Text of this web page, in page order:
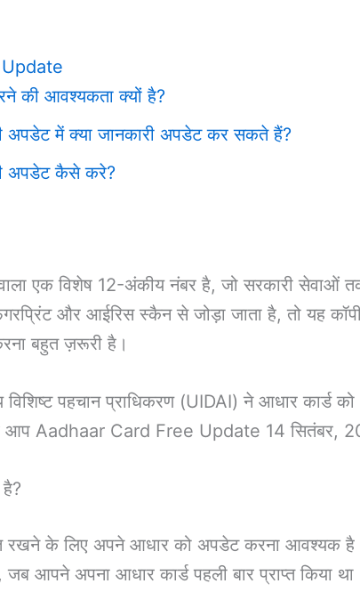
की आवश्यकता क्यों है?
अपडेट में क्या जानकारी अपडेट कर सकते हैं?
अपडेट कैसे करे?
वाला एक विशेष 12-अंकीय नंबर है, जो सरकारी
और आईरिस स्कैन से जोड़ा जाता है, तो यह कॉपी
बहुत ज़रूरी है।
पहचान प्राधिकरण (UIDAI) ने आधार
आप Aadhaar Card Free Update 14 सितंबर,
रखने के लिए अपने आधार को अपडेट करना आवश्यक
आपने अपना आधार कार्ड पहली बार प्राप्त किया